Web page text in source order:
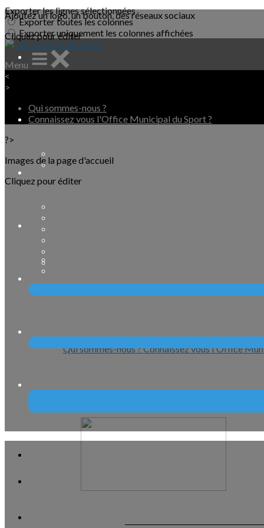
Exporter les lignes sélectionnées
Exporter toutes les colonnes
Exporter uniquement les colonnes affichées
Menu
<
>
Qui sommes-nous ?
Connaissez vous l'Office Municipal du Sport ?
Ajoutez un logo, un bouton, des réseaux sociaux
Cliquez pour éditer
?>
Images de la page d'accueil
Cliquez pour éditer
Qui sommes-nous ?Connaissez vous l'Office